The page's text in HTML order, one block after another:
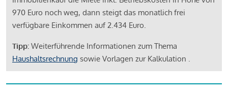
970 Euro noch weg, dann steigt das monatlich frei
verfügbare Einkommen auf 2.434 Euro.
Tipp: Weiterführende Informationen zum Thema
Haushaltsrechnung sowie Vorlagen zur Kalkulation .